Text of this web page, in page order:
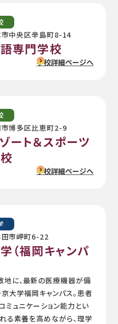
中央区辛島町8-14
専門学校
学校詳細ページへ
博多区比恵町2-9
ート＆スポーツ
学校詳細ページへ
市岬町6-22
（福岡キャンパ
に、最新の医療機器が備
大学福岡キャンパス。患者
ミュニケーション能力とい
る素養を高めながら、理学